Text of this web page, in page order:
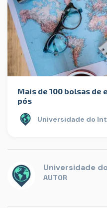
Mais de 100 bolsas de
pós
Universidade do
Universidade
AUTOR